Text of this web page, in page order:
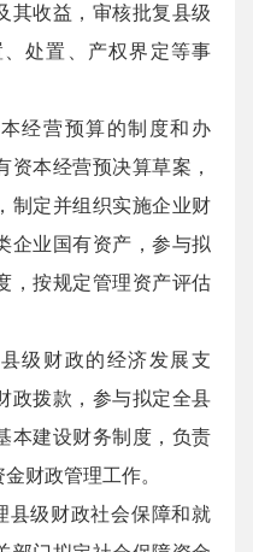
其收益，审核批复县级
处置、产权界定等事
经营预算的制度和办
资本经营预决算草案，
制定并组织实施企业财
企业国有资产，参与拟
，按规定管理资产评估
级财政的经济发展支
政拨款，参与拟定全县
本建设财务制度，负责
财政管理工作。
县级财政社会保障和就